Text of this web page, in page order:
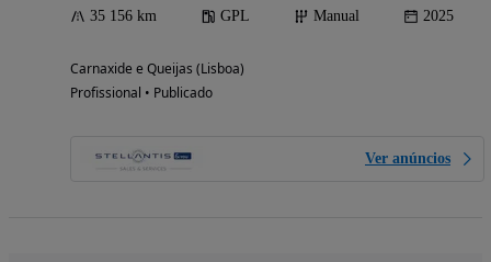
35 156 km GPL Manual 2025
Carnaxide e Queijas (Lisboa)
Profissional • Publicado
Ver anúncios